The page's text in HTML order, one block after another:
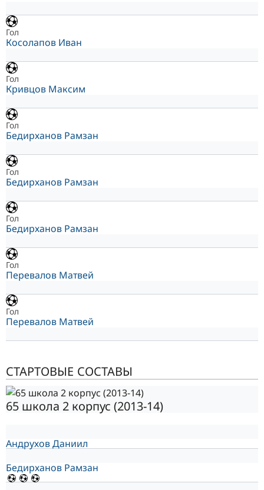
Гол
Косолапов Иван
Гол
Кривцов Максим
Гол
Бедирханов Рамзан
Гол
Бедирханов Рамзан
Гол
Бедирханов Рамзан
Гол
Перевалов Матвей
Гол
Перевалов Матвей
СТАРТОВЫЕ СОСТАВЫ
65 школа 2 корпус (2013-14)
Андрухов Даниил
Бедирханов Рамзан